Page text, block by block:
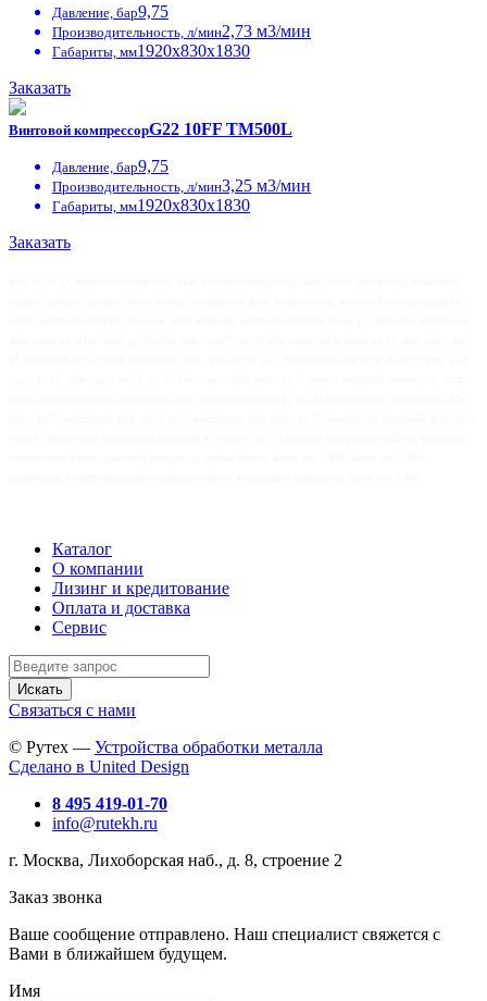
Давление, бар9,75
Производительность, л/мин2,73 м3/мин
Габариты, мм1920х830х1830
Заказать
Винтовой компрессорG22 10FF ТМ500L
Давление, бар9,75
Производительность, л/мин3,25 м3/мин
Габариты, мм1920х830х1830
Заказать
Каталог
О компании
Лизинг и кредитование
Оплата и доставка
Сервис
Искать
Связаться с нами
© Рутех — Устройства обработки металла
Сделано в United Design
8 495 419-01-70
info@rutekh.ru
г. Москва, Лихоборская наб., д. 8, строение 2
Заказ звонка
Ваше сообщение отправлено. Наш специалист свяжется с
Вами в ближайшем будущем.
Имя